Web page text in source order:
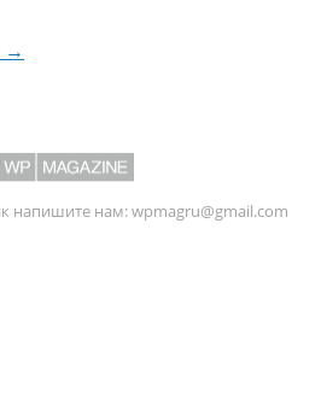
→
напишите нам:wpmagru@gmail.com